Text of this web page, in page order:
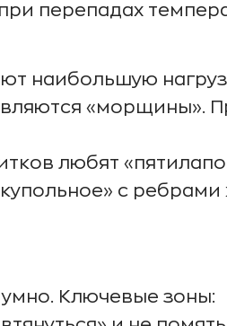
перепадах
наибольшую
«морщины».
любят
с
Ключевые зоны: